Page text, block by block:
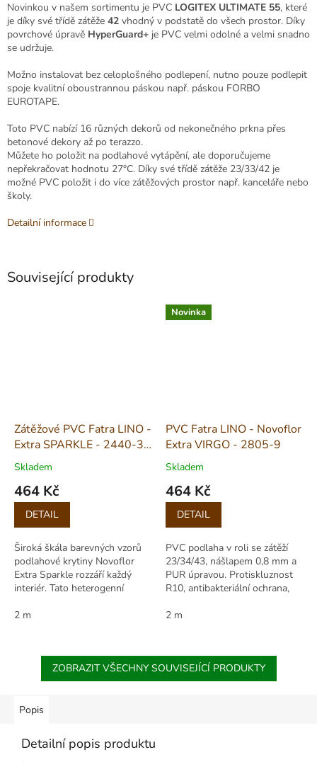
Novinkou v našem sortimentu je PVC LOGITEX ULTIMATE 55, které
je díky své třídě zátěže 42 vhodný v podstatě do všech prostor. Díky
povrchové úpravě HyperGuard+ je PVC velmi odolné a velmi snadno
se udržuje.
Možno instalovat bez celoplošného podlepení, nutno pouze podlepit
spoje kvalitní oboustrannou páskou např. páskou FORBO
EUROTAPE.
Toto PVC nabízí 16 různých dekorů od nekonečného prkna přes
betonové dekory až po terazzo.
Můžete ho položit na podlahové vytápění, ale doporučujeme
nepřekračovat hodnotu 27°C. Díky své třídě zátěže 23/33/42 je
možné PVC položit i do více zátěžových prostor např. kanceláře nebo
školy.
Detailní informace
Související produkty
Zátěžové PVC Fatra LINO -
Extra SPARKLE - 2440-3
šíře 2m
Skladem
464 Kč
Měrná
cena:
DETAIL
Široká škála barevných vzorů
podlahové krytiny Novoflor
Extra Sparkle rozzáří každý
interiér. Tato heterogenní
nejvyšším stupněm zátěže,
2 m
Novinka
PVC Fatra LINO - Novoflor
Extra VIRGO - 2805-9
Skladem
464 Kč
Měrná
cena:
DETAIL
PVC podlaha v roli se zátěží
23/34/43, nášlapem 0,8 mm a
PUR úpravou. Protiskluznost
R10, antibakteriální ochrana,
veřejné prostory.
2 m
ZOBRAZIT VŠECHNY SOUVISEJÍCÍ PRODUKTY
Popis
Detailní popis produktu